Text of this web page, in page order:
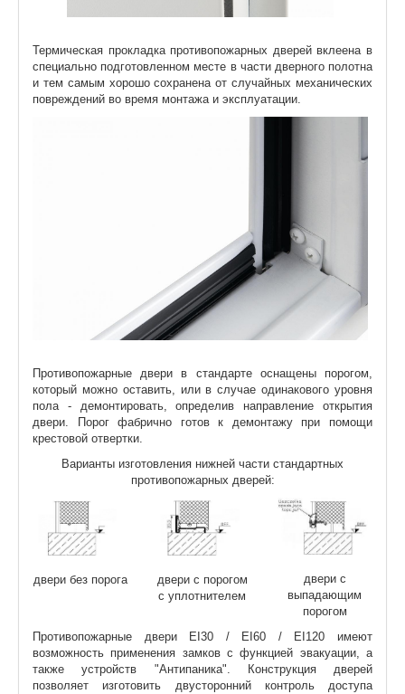
Термическая прокладка противопожарных дверей вклеена в
специально подготовленном месте в части дверного полотна
и тем самым хорошо сохранена от случайных механических
повреждений во время монтажа и эксплуатации.
Противопожарные двери в стандарте оснащены порогом,
который можно оставить, или в случае одинакового уровня
пола - демонтировать, определив направление открытия
двери. Порог фабрично готов к демонтажу при помощи
крестовой отвертки.
Варианты изготовления нижней части стандартных
противопожарных дверей:
двери без порога
двери с порогом
с уплотнителем
двери с
выпадающим
порогом
Противопожарные двери EI30 / EI60 / EI120 имеют
возможность применения замков с функцией эвакуации, а
также устройств "Антипаника". Конструкция дверей
позволяет изготовить двусторонний контроль доступа